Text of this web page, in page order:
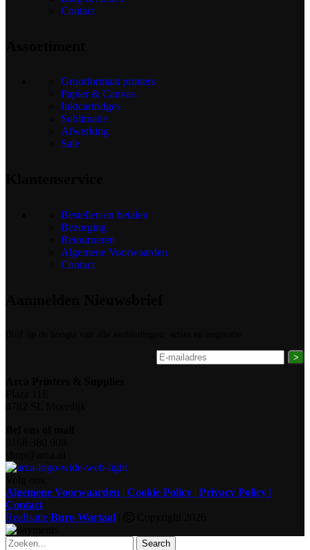
Contact
Grootformaat printers
Papier & Canvas
Inktcartridges
Sublimatie
Afwerking
Sale
Bestellen en betalen
Bezorging
Retourneren
Algemene Voorwaarden
Contact
>
Algemene Voorwaarden | Cookie Policy | Privacy Policy |
Contact
Realisatie Buro Wartaal
Search